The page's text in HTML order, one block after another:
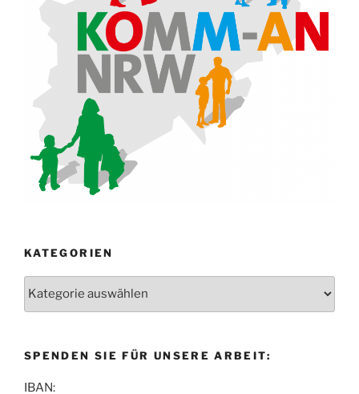
KATEGORIEN
SPENDEN SIE FÜR UNSERE ARBEIT:
IBAN: